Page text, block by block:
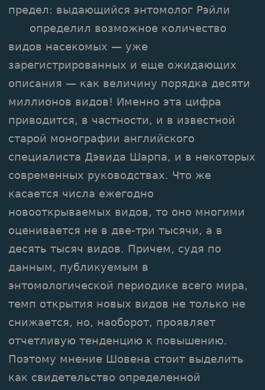
предел: выдающийся энтомолог Рэйли
определил возможное количество
видов насекомых — уже
зарегистрированных и еще ожидающих
описания — как величину порядка десяти
миллионов видов! Именно эта цифра
приводится, в частности, и в известной
старой монографии английского
специалиста Дэвида Шарпа, и в некоторых
современных руководствах. Что же
касается числа ежегодно
новооткрываемых видов, то оно многими
оценивается не в две-три тысячи, а в
десять тысяч видов. Причем, судя по
данным, публикуемым в
энтомологической периодике всего мира,
темп открытия новых видов не только не
снижается, но, наоборот, проявляет
отчетливую тенденцию к повышению.
Поэтому мнение Шовена стоит выделить
как свидетельство определенной